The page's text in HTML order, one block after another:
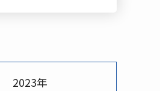
2023年